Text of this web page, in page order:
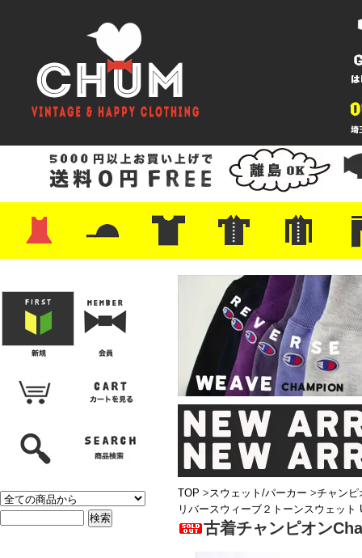
・レザーシューズ/スニーカー
・プリントTシャツ
・バンド/ツアー
・キャラクター
・Nike/adidas/スポーツ
・チャンピオン
・サーフ/スケート
・ボーダー/総柄/無地
・フットボール/リンガー
・タンクトップ/NBA・ポロシャツ
・半袖シャツ
・アロハ/サーフ/ボーリング
・ラルフ/ブランド
・無地/チェック/ストラ
・ワーク/ミリタリー/ウ
・ネル/ウール ・ショ
・アウ
・ジー
・
・ミリ
・コー
・コッ
・オー
・ジャ
ン
TOP >スウェット/パーカー >チャンピ
リバースウィーブ２トーンスウェット
古着チャンピオン